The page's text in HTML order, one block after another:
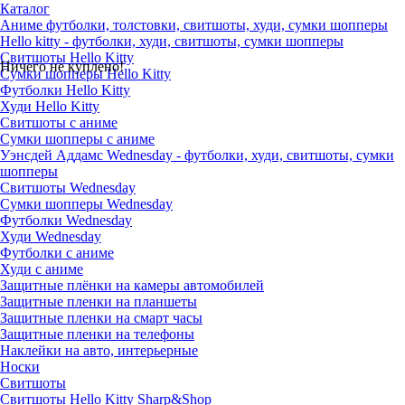
Ничего не куплено!
Каталог
Аниме футболки, толстовки, свитшоты, худи, сумки шопперы
Hello kitty - футболки, худи, свитшоты, сумки шопперы
Свитшоты Hello Kitty
Сумки шопперы Hello Kitty
Футболки Hello Kitty
Худи Hello Kitty
Свитшоты с аниме
Сумки шопперы с аниме
Уэнсдей Аддамс Wednesday - футболки, худи, свитшоты, сумки
шопперы
Свитшоты Wednesday
Сумки шопперы Wednesday
Футболки Wednesday
Худи Wednesday
Футболки с аниме
Худи с аниме
Защитные плёнки на камеры автомобилей
Защитные пленки на планшеты
Защитные пленки на смарт часы
Защитные пленки на телефоны
Наклейки на авто, интерьерные
Носки
Свитшоты
Cвитшоты Hello Kitty Sharp&Shop